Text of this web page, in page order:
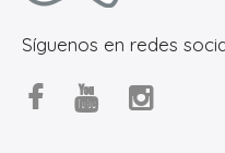
Síguenos en redes